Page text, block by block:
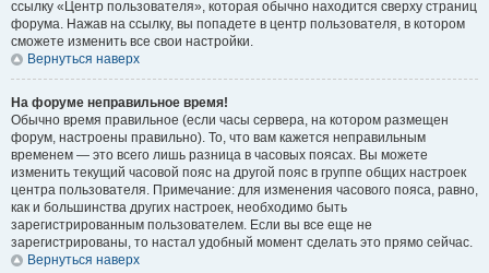
ссылку «Центр пользователя», которая обычно находится сверху страниц
форума. Нажав на ссылку, вы попадете в центр пользователя, в котором
сможете изменить все свои настройки.
Вернуться наверх
На форуме неправильное время!
Обычно время правильное (если часы сервера, на котором размещен
форум, настроены правильно). То, что вам кажется неправильным
временем — это всего лишь разница в часовых поясах. Вы можете
изменить текущий часовой пояс на другой пояс в группе общих настроек
центра пользователя. Примечание: для изменения часового пояса, равно,
как и большинства других настроек, необходимо быть
зарегистрированным пользователем. Если вы все еще не
зарегистрированы, то настал удобный момент сделать это прямо сейчас.
Вернуться наверх